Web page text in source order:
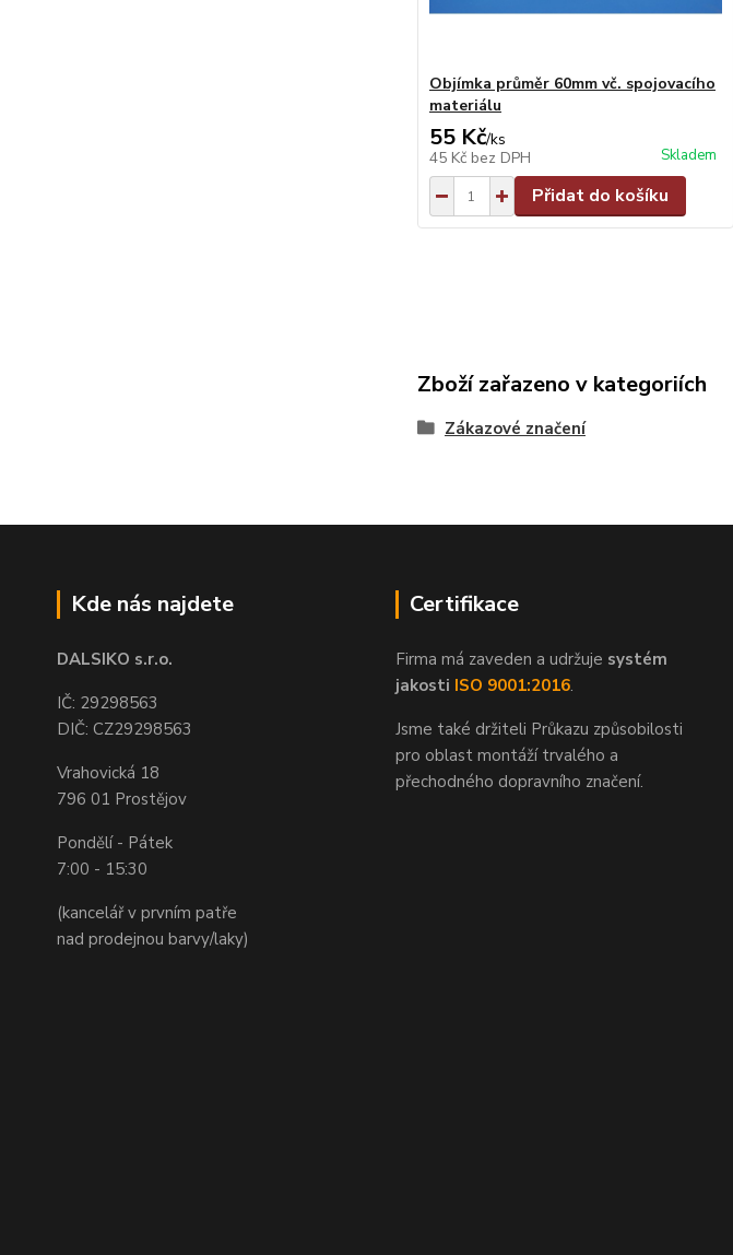
Objímka průměr 60mm vč. spojovacího
materiálu
55 Kč/ks
45 Kč bez DPH Skladem
Přidat do košíku
Zboží zařazeno v kategoriích
Zákazové značení
Kde nás najdete
DALSIKO s.r.o.
IČ: 29298563
DIČ: CZ29298563
Vrahovická 18
796 01 Prostějov
Pondělí - Pátek
7:00 - 15:30
(kancelář v prvním patře
nad prodejnou barvy/laky)
Certifikace
Firma má zaveden a udržuje systém
jakosti ISO 9001:2016.
Jsme také držiteli Průkazu způsobilosti
pro oblast montáží trvalého a
přechodného dopravního značení.